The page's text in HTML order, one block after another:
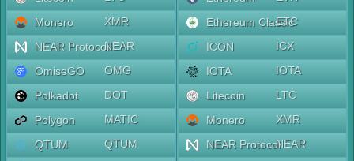
Monero
XMR
NEAR ProtocolNEAR
OmiseGO
OMG
Polkadot
DOT
Polygon
MATIC
QTUM
QTUM
Ethereum Classic
ETC
ICON
ICX
IOTA
IOTA
Litecoin
LTC
Monero
XMR
NEAR ProtocolNEAR